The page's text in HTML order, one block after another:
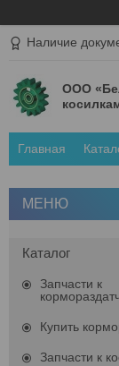
Наличие
ООО
Главная
Каталог
Запчасти к
Купить
Запчасти к